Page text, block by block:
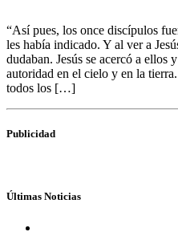
“Así pues, los once discípulos
les había indicado. Y al ver a
dudaban. Jesús se acercó a ellos
autoridad en el cielo y en la
todos los […]
Publicidad
Últimas Noticias